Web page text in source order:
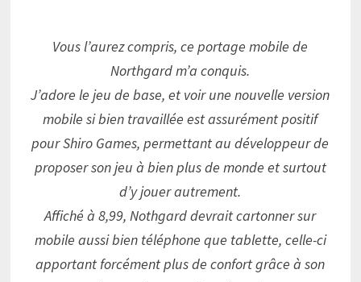
Vous l’aurez compris, ce portage mobile de
Northgard m’a conquis.
J’adore le jeu de base, et voir une nouvelle version
mobile si bien travaillée est assurément positif
pour Shiro Games, permettant au développeur de
proposer son jeu à bien plus de monde et surtout
d’y jouer autrement.
Affiché à 8,99, Nothgard devrait cartonner sur
mobile aussi bien téléphone que tablette, celle-ci
apportant forcément plus de confort grâce à son